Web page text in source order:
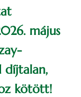
május
díjtalan,
kötött!